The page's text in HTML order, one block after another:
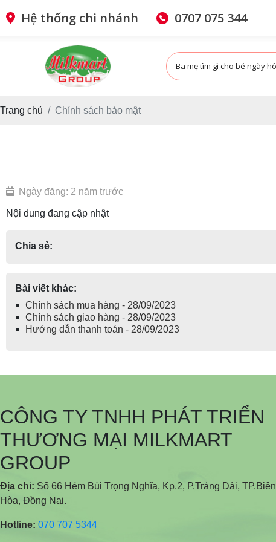
Hệ thống chi nhánh 0707 075 344
Trang chủ Chính sách bảo mật
Ngày đăng: 2 năm trước
Nội dung đang cập nhật
Chia sẻ:
Bài viết khác:
Chính sách mua hàng - 28/09/2023
Chính sách giao hàng - 28/09/2023
Hướng dẫn thanh toán - 28/09/2023
CÔNG TY TNHH PHÁT TRIỂN
THƯƠNG MẠI MILKMART
GROUP
Địa chỉ: Số 66 Hẻm Bùi Trọng Nghĩa, Kp.2, P.Trảng Dài, TP.Biên
Hòa, Đồng Nai.
Hotline: 070 707 5344